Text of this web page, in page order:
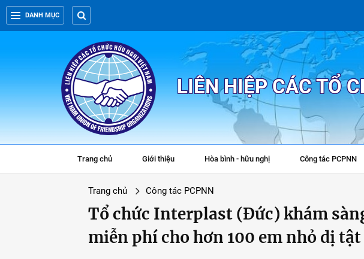
DANH MỤC
LIÊN HIỆP CÁC TỔ
Trang chủ Giới thiệu Hòa bình - hữu nghị Công tác PCPNN
Trang chủ Công tác PCPNN
Tổ chức Interplast (Đức) khám
miễn phí cho hơn 100 em nhỏ dị